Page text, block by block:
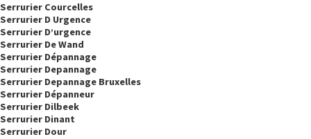
Serrurier Courcelles
Serrurier D Urgence
Serrurier D’urgence
Serrurier De Wand
Serrurier Dépannage
Serrurier Depannage
Serrurier Depannage Bruxelles
Serrurier Dépanneur
Serrurier Dilbeek
Serrurier Dinant
Serrurier Dour